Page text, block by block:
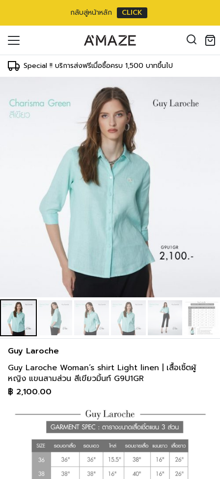
กลับสู่หน้าหลัก CLICK
Special !! บริการส่งฟรีเมื่อซื้อครบ 1,500 บาทขึ้นไป
Guy Laroche
Guy Laroche Woman’s shirt Light linen | เสื้อเชิ้ตผู้
หญิง แขนสามส่วน สีเขียวมิ้นท์ G9U1GR
฿ 2,100.00
แขนสามส่วน
inch
26 inch
64-69 cm
25-27 inch
89-91 cm
35-36 inch
91-97 cm
36-38 inch
97-102 cm
38-40 inch
30-32 inch
102-107 cm
40-42 inch
81-86 cm
32-34 inch
107-112 cm
86-91 cm
34-36 inch
91-97 cm
36-38 inch 46-48 inch
in the cart.
address*
ข้าสู่ระบบด้วย LINE
คลิกที่นี่เพื่อสมัครสมาชิก
คุณเพื่อรองรับประสบการณ์การใช้งาน
ชี รวมถึงจุดประสงค์อื่นๆ ตาม
ข้าสู่ระบบด้วย LINE